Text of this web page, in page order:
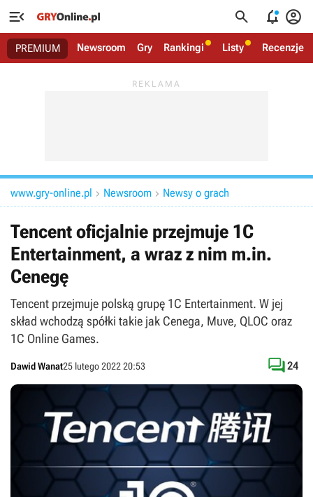
   
PREMIUM Newsroom Gry Rankingi Listy Recenzje
www.gry-online.pl  Newsroom  Newsy o grach
Tencent oficjalnie przejmuje 1C
Entertainment, a wraz z nim m.in.
Cenegę
Tencent przejmuje polską grupę 1C Entertainment. W jej
skład wchodzą spółki takie jak Cenega, Muve, QLOC oraz
1C Online Games.
Dawid Wanat25 lutego 2022 20:53 24